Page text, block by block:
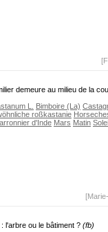
demeure au milieu de la
L. Bimboire (La)
roßkastanie
d'Inde Mars Matin
l'arbre ou le bâtiment ? (fb)